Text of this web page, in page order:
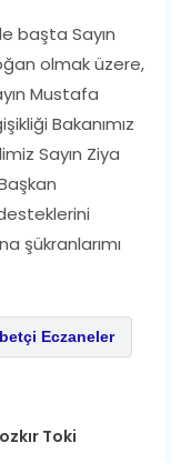
başta Sayın
olmak üzere,
Mustafa
Bakanımız
Sayın Ziya
şükranlarımı
Eczaneler
Toki